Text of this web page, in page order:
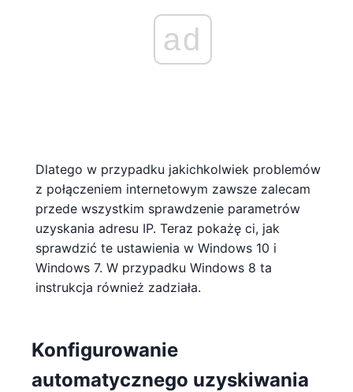
ad
Dlatego w przypadku jakichkolwiek problemów
z połączeniem internetowym zawsze zalecam
przede wszystkim sprawdzenie parametrów
uzyskania adresu IP. Teraz pokażę ci, jak
sprawdzić te ustawienia w Windows 10 i
Windows 7. W przypadku Windows 8 ta
instrukcja również zadziała.
Konfigurowanie
automatycznego uzyskiwania